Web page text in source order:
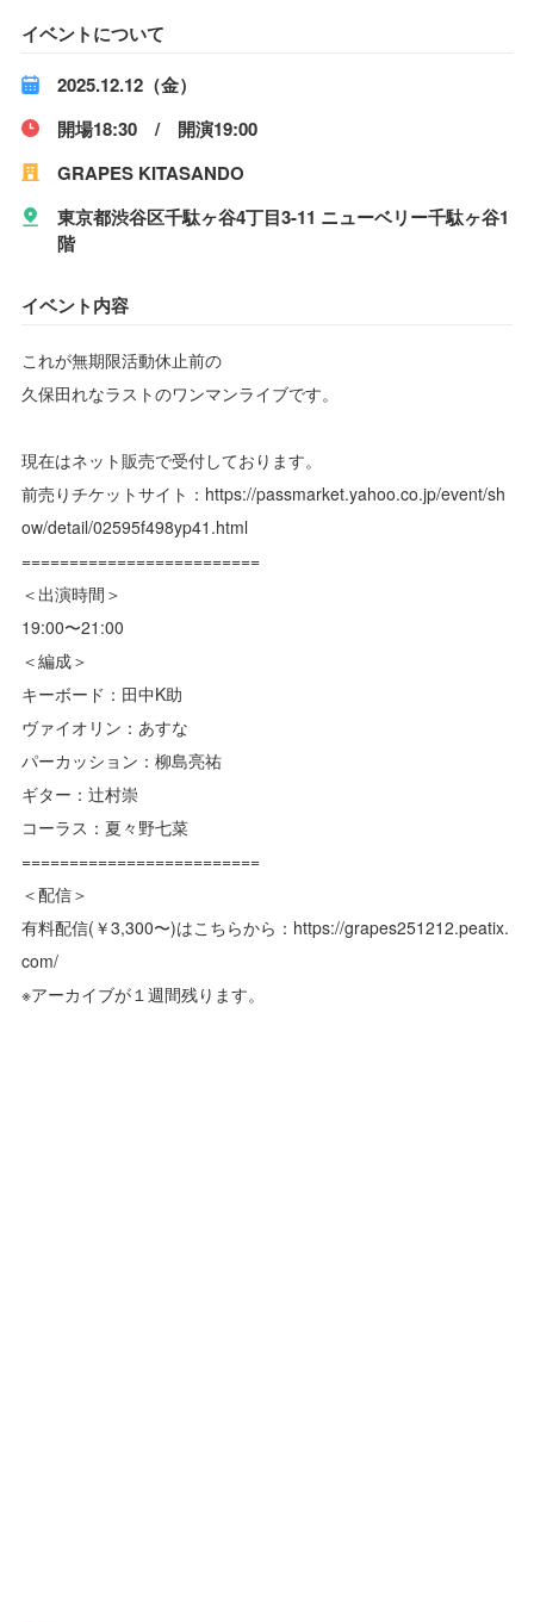
イベントについて
2025.12.12（金）
開場18:30 / 開演19:00
GRAPES KITASANDO
東京都渋谷区千駄ヶ谷4丁目3-11 ニューベリー千駄ヶ谷1
階
イベント内容
これが無期限活動休止前の
久保田れなラストのワンマンライブです。
現在はネット販売で受付しております。
前売りチケットサイト：https://passmarket.yahoo.co.jp/event/sh
ow/detail/02595f498yp41.html
=========================
＜出演時間＞
19:00〜21:00
＜編成＞
キーボード：田中K助
ヴァイオリン：あすな
パーカッション：柳島亮祐
ギター：辻村崇
コーラス：夏々野七菜
=========================
＜配信＞
有料配信(￥3,300〜)はこちらから：https://grapes251212.peatix.
com/
※アーカイブが１週間残ります。